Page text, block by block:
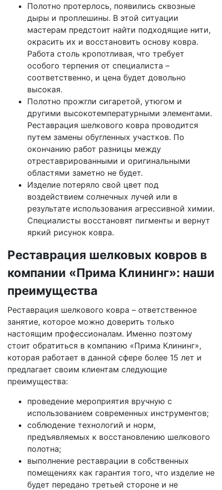
Полотно протерлось, появились сквозные
дыры и проплешины. В этой ситуации
мастерам предстоит найти подходящие нити,
окрасить их и восстановить основу ковра.
Работа столь кропотливая, что требует
особого терпения от специалиста –
соответственно, и цена будет довольно
высокая.
Полотно прожгли сигаретой, утюгом и
другими высокотемпературными элементами.
Реставрация шелкового ковра проводится
путем замены обугленных участков. По
окончанию работ разницы между
отреставрированными и оригинальными
областями заметно не будет.
Изделие потеряло свой цвет под
воздействием солнечных лучей или в
результате использования агрессивной химии.
Специалисты восстановят пигменты и вернут
яркий рисунок ковра.
Реставрация шелковых ковров в
компании «Прима Клининг»: наши
преимущества
Реставрация шелкового ковра – ответственное
занятие, которое можно доверить только
настоящим профессионалам. Именно поэтому
стоит обратиться в компанию «Прима Клининг»,
которая работает в данной сфере более 15 лет и
предлагает своим клиентам следующие
преимущества:
проведение мероприятия вручную с
использованием современных инструментов;
соблюдение технологий и норм,
предъявляемых к восстановлению шелкового
полотна;
выполнение реставрации в собственных
помещениях как гарантия того, что изделие не
будет передано третьей стороне и не